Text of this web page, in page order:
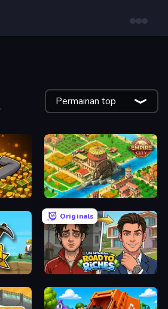
Permainan top
Empire City
Originals
Life Simulator: Road to Riches